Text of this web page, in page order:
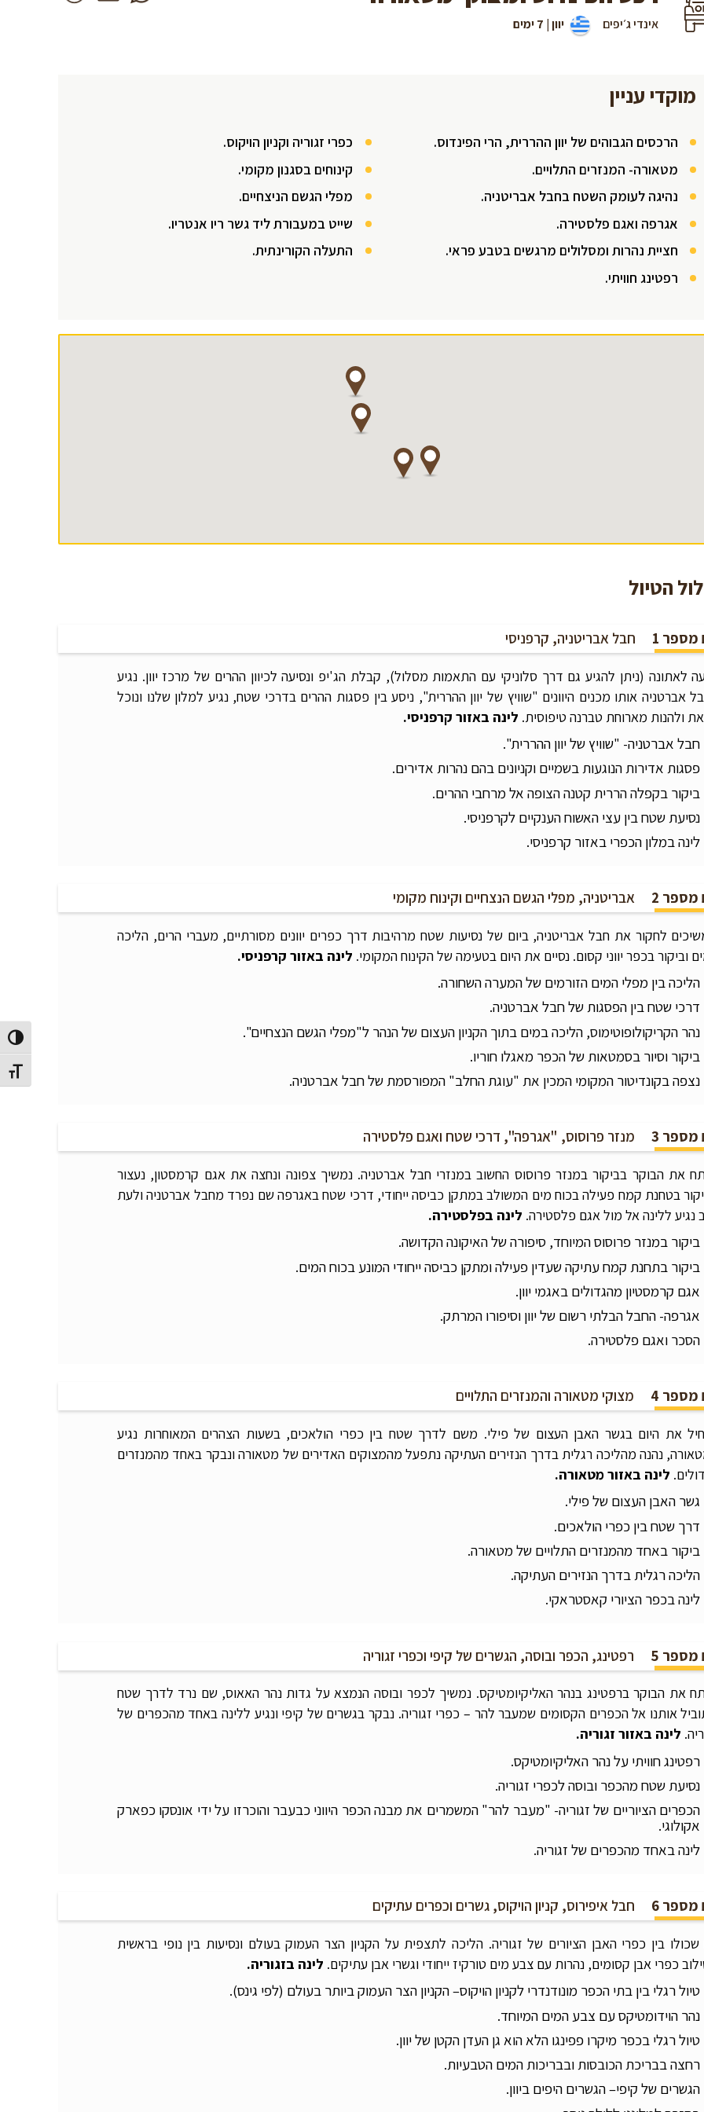
מתג
אינדי ג׳יפים יוון | 7 ימים
מוקדי עניין
הרכסים הגבוהים של יוון ההררית, הרי הפינדוס.
מטאורה- המנזרים התלויים.
נהיגה לעומק השטח בחבל אבריטניה.
אגרפה ואגם פלסטירה.
חציית נהרות ומסלולים מרגשים בטבע פראי.
רפטינג חוויתי.
כפרי זגוריה וקניון הויקוס.
קינוחים בסגנון מקומי.
מפלי הגשם הניצחיים.
שייט במעבורת ליד גשר ריו אנטריו.
התעלה הקורינתית.
הטיול
מספר 1 חבל אבריטניה, קרפניסי
לאתונה (ניתן להגיע גם דרך סלוניקי עם התאמות מסלול), קבלת הג'יפ ונסיעה לכיוון ההרים של מרכז יוון. נגיע
אברטניה אותו מכנים היוונים "שוויץ של יוון ההררית", ניסע בין פסגות ההרים בדרכי שטח, נגיע למלון שלנו ונוכל
ולהנות מארוחת טברנה טיפוסית. לינה באזור קרפניסי.
חבל אברטניה- "שוויץ של יוון ההררית".
פסגות אדירות הנוגעות בשמיים וקניונים בהם נהרות אדירים.
ביקור בקפלה הררית קטנה הצופה אל מרחבי ההרים.
נסיעת שטח בין עצי האשוח הענקיים לקרפניסי.
לינה במלון הכפרי באזור קרפניסי.
מספר 2 אבריטניה, מפלי הגשם הנצחיים וקינוח מקומי
לחקור את חבל אבריטניה, ביום של נסיעות שטח מרהיבות דרך כפרים יוונים מסורתיים, מעברי הרים, הליכה
וביקור בכפר יווני קסום. נסיים את היום בטעימה של הקינוח המקומי. לינה באזור קרפניסי.
הליכה בין מפלי המים הזורמים של המערה השחורה.
דרכי שטח בין הפסגות של חבל אברטניה.
נהר הקריקולופוטימוס, הליכה במים בתוך הקניון העצום של הנהר ל"מפלי הגשם הנצחיים".
ביקור וסיור בסמטאות של הכפר מאגלו חוריו.
נצפה בקונדיטור המקומי המכין את "עוגת החלב" המפורסמת של חבל אברטניה.
מספר 3 מנזר פרוסוס, "אגרפה", דרכי שטח ואגם פלסטירה
את הבוקר בביקור במנזר פרוסוס החשוב במנזרי חבל אברטניה. נמשיך צפונה ונחצה את אגם קרמסטון, נעצור
בטחנת קמח פעילה בכוח מים המשולב במתקן כביסה ייחודי, דרכי שטח באגרפה שם נפרד מחבל אברטניה ולעת
נגיע ללינה אל מול אגם פלסטירה. לינה בפלסטירה.
ביקור במנזר פרוסוס המיוחד, סיפורה של האיקונה הקדושה.
ביקור בתחנת קמח עתיקה שעדין פעילה ומתקן כביסה ייחודי המונע בכוח המים.
אגם קרמסטיון מהגדולים באגמי יוון.
אגרפה- החבל הבלתי רשום של יוון וסיפורו המרתק.
הסכר ואגם פלסטירה.
מספר 4 מצוקי מטאורה והמנזרים התלויים
את היום בגשר האבן העצום של פילי. משם לדרך שטח בין כפרי הולאכים, בשעות הצהרים המאוחרות נגיע
נהנה מהליכה רגלית בדרך הנזירים העתיקה נתפעל מהמצוקים האדירים של מטאורה ונבקר באחד מהמנזרים
לינה באזור מטאורה.
גשר האבן העצום של פילי.
דרך שטח בין כפרי הולאכים.
ביקור באחד מהמנזרים התלויים של מטאורה.
הליכה רגלית בדרך הנזירים העתיקה.
לינה בכפר הציורי קאסטראקי.
מספר 5 רפטינג, הכפר ובוסה, הגשרים של קיפי וכפרי זגוריה
את הבוקר ברפטינג בנהר האליקיומטיקס. נמשיך לכפר ובוסה הנמצא על גדות נהר האאוס, שם נרד לדרך שטח
אותנו אל הכפרים הקסומים שמעבר להר – כפרי זגוריה. נבקר בגשרים של קיפי ונגיע ללינה באחד מהכפרים של
לינה באזור זגוריה.
רפטינג חוויתי על נהר האליקיומטיקס.
נסיעת שטח מהכפר ובוסה לכפרי זגוריה.
הכפרים הציוריים של זגוריה- "מעבר להר" המשמרים את מבנה הכפר היווני כבעבר והוכרזו על ידי אונסקו כפארק
אקולוגי.
לינה באחד מהכפרים של זגוריה.
מספר 6 חבל איפירוס, קניון הויקוס, גשרים וכפרים עתיקים
שכולו בין כפרי האבן הציורים של זגוריה. הליכה לתצפית על הקניון הצר העמוק בעולם ונסיעות בין נופי בראשית
כפרי אבן קסומים, נהרות עם צבע מים טורקיז ייחודי וגשרי אבן עתיקים. לינה בזגוריה.
טיול רגלי בין בתי הכפר מונודנדרי לקניון הויקוס– הקניון הצר העמוק ביותר בעולם (לפי גינס).
נהר הוידומטיקס עם צבע המים המיוחד.
טיול רגלי בכפר מיקרו פפינגו הלא הוא גן העדן הקטן של יוון.
רחצה בבריכת הכובסות ובבריכות המים הטבעיות.
הגשרים של קיפי– הגשרים היפים ביוון.